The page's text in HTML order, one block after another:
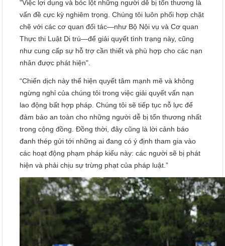
"Việc lợi dụng và bóc lột những người dễ bị tổn thương là
vấn đề cực kỳ nghiêm trọng. Chúng tôi luôn phối hợp chặt
chẽ với các cơ quan đối tác—như Bộ Nội vụ và Cơ quan
Thực thi Luật Di trú—để giải quyết tình trạng này, cũng
như cung cấp sự hỗ trợ cần thiết và phù hợp cho các nạn
nhân được phát hiện".
“Chiến dịch này thể hiện quyết tâm mạnh mẽ và không
ngừng nghỉ của chúng tôi trong việc giải quyết vấn nạn
lao động bất hợp pháp. Chúng tôi sẽ tiếp tục nỗ lực để
đảm bảo an toàn cho những người dễ bị tổn thương nhất
trong cộng đồng. Đồng thời, đây cũng là lời cảnh báo
đanh thép gửi tới những ai đang có ý định tham gia vào
các hoạt động phạm pháp kiểu này: các người sẽ bị phát
hiện và phải chịu sự trừng phạt của pháp luật.”